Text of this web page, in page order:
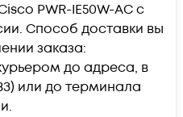
PWR-IE50W-AC c
Способ доставки вы
заказа:
до адреса, в
или до терминала